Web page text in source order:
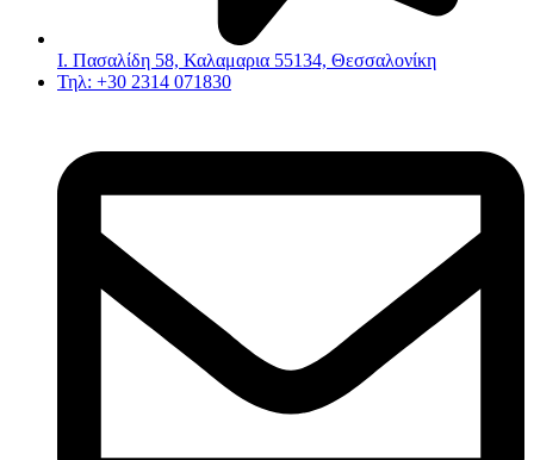
Ι. Πασαλίδη 58, Καλαμαρια 55134, Θεσσαλονίκη
Τηλ: +30 2314 071830